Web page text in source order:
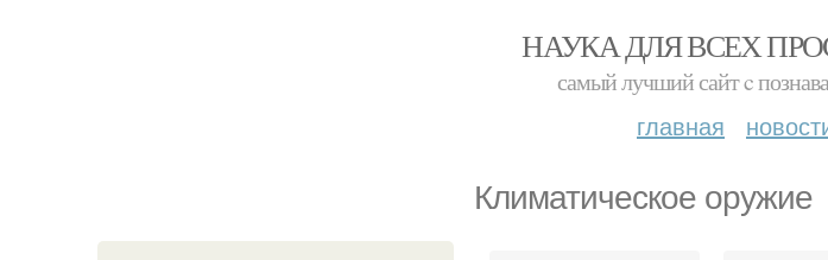
НАУКА ДЛЯ ВСЕХ
самый лучший сайт c
главная
Климатическое оружие